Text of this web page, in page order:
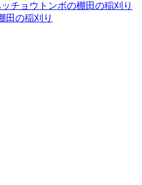
チョウトンボの棚田の稲刈り
の稲刈り